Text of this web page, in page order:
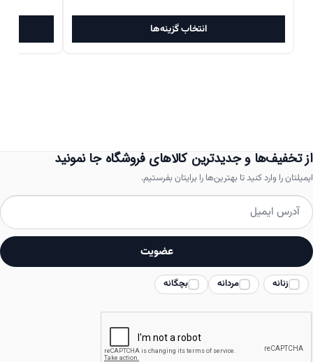
انتخاب گزینه‌ها
این
محصول
باشد.
ها
در
از تخفیف‌ها و جدیدترین کالاهای فروشگاه جا نمونید
ایمیلتان را وارد کنید تا بهترین‌ها را برایتان بفرستیم.
زنانه مردانه بچگانه
عضویت